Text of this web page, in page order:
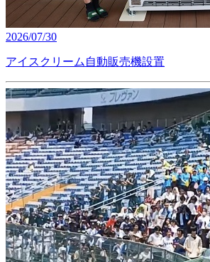
2026/07/30
アイスクリーム自動販売機設置